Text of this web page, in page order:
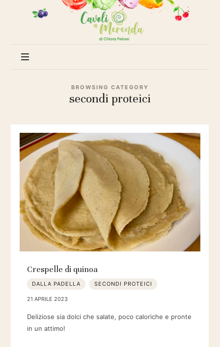
BROWSING CATEGORY
secondi proteici
Crespelle di quinoa
DALLA PADELLA SECONDI PROTEICI
21 APRILE 2023
Deliziose sia dolci che salate, poco caloriche e pronte
in un attimo!